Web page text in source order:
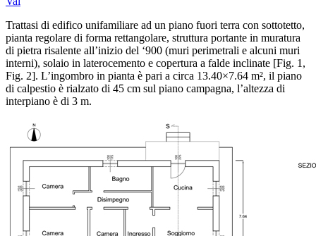
Trattasi di edifico unifamiliare ad un piano fuori terra con sottotetto,
pianta regolare di forma rettangolare, struttura portante in muratura
di pietra risalente all’inizio del ‘900 (muri perimetrali e alcuni muri
interni), solaio in laterocemento e copertura a falde inclinate [Fig. 1,
Fig. 2]. L’ingombro in pianta è pari a circa 13.40×7.64 m², il piano
di calpestio è rialzato di 45 cm sul piano campagna, l’altezza di
interpiano è di 3 m.